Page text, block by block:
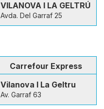
VILANOVA I LA GELTRÚ
Avda. Del Garraf 25
Carrefour Express
Vilanova I La Geltru
Av. Garraf 63